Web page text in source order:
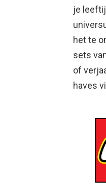
je
het te
sets
of
haves